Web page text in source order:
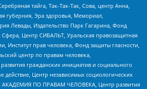
тайга, Так-Так-Так, Сова, центр Анна,
губерния, Эра здоровья, Мемориал,
Левады, Издательство Парк Гагарина, Фонд
Центр СИБАЛЬТ, Уральская правозащитная
Институт прав человека, Фонд защиты гласности,
центр по правам человека,
гражданских инициатив и социального
действие, Центр независимых социологических
АКАДЕМИЯ ПО ПРАВАМ ЧЕЛОВЕКА, Центр развития